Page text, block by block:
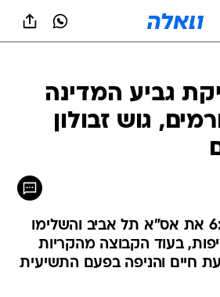
גביע המדינה
גוש זבולון
הצפוניות הביסו 6:16 את אס"א תל אביב והשלימו
בעוד הקבוצה מהקריות
על גבעת חיים והניפה בפעם התשיעית